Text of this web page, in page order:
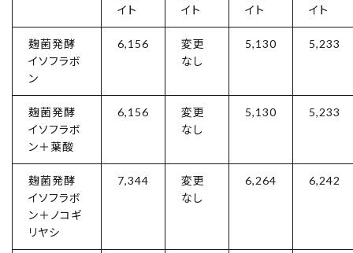
イト
イト
イト
イト
麹菌発酵
イソフラボ
ン
6,156
変更
なし
5,130 5,233
麹菌発酵
イソフラボ
ン＋葉酸
6,156
変更
なし
5,130 5,233
麹菌発酵
イソフラボ
ン＋ノコギ
リヤシ
7,344
変更
なし
6,264 6,242